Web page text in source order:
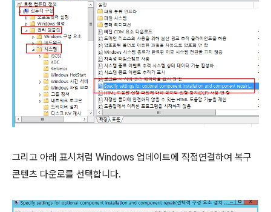
그리고 아래 표시처럼 Windows 업데이트에 직접연결하여 복구
콘텐츠 다운로를 선택합니다.